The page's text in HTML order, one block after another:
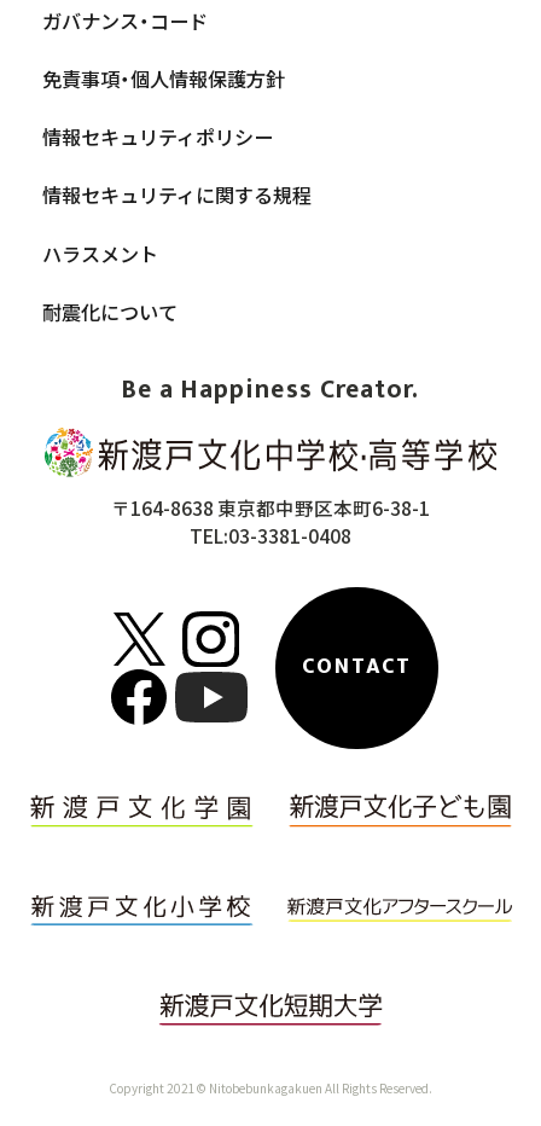
Be a Happiness Creator.
〒164-8638 東京都中野区本町6-38-1
TEL:03-3381-0408
CONTACT
ガバナンス・コード
免責事項・個人情報保護方針
情報セキュリティポリシー
情報セキュリティに関する規程
ハラスメント
耐震化について
Copyright 2021© Nitobebunkagakuen All Rights Reserved.